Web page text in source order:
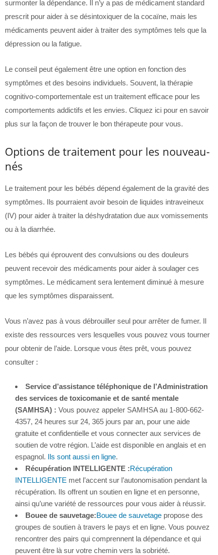
surmonter la dépendance. Il n’y a pas de médicament standard
prescrit pour aider à se désintoxiquer de la cocaïne, mais les
médicaments peuvent aider à traiter des symptômes tels que la
dépression ou la fatigue.
Le conseil peut également être une option en fonction des
symptômes et des besoins individuels. Souvent, la thérapie
cognitivo-comportementale est un traitement efficace pour les
comportements addictifs et les envies. Cliquez ici pour en savoir
plus sur la façon de trouver le bon thérapeute pour vous.
Options de traitement pour les nouveau-
nés
Le traitement pour les bébés dépend également de la gravité des
symptômes. Ils pourraient avoir besoin de liquides intraveineux
(IV) pour aider à traiter la déshydratation due aux vomissements
ou à la diarrhée.
Les bébés qui éprouvent des convulsions ou des douleurs
peuvent recevoir des médicaments pour aider à soulager ces
symptômes. Le médicament sera lentement diminué à mesure
que les symptômes disparaissent.
Vous n’avez pas à vous débrouiller seul pour arrêter de fumer. Il
existe des ressources vers lesquelles vous pouvez vous tourner
pour obtenir de l’aide. Lorsque vous êtes prêt, vous pouvez
consulter :
Service d’assistance téléphonique de l’Administration
des services de toxicomanie et de santé mentale
(SAMHSA) : Vous pouvez appeler SAMHSA au 1-800-662-
4357, 24 heures sur 24, 365 jours par an, pour une aide
gratuite et confidentielle et vous connecter aux services de
soutien de votre région. L’aide est disponible en anglais et en
espagnol. Ils sont aussi en ligne.
Récupération INTELLIGENTE :Récupération
INTELLIGENTE met l’accent sur l’autonomisation pendant la
récupération. Ils offrent un soutien en ligne et en personne,
ainsi qu’une variété de ressources pour vous aider à réussir.
Bouee de sauvetage:Bouee de sauvetage propose des
groupes de soutien à travers le pays et en ligne. Vous pouvez
rencontrer des pairs qui comprennent la dépendance et qui
peuvent être là sur votre chemin vers la sobriété.